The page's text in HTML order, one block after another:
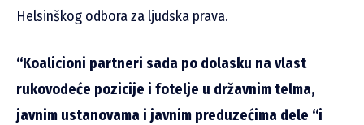
Helsinškog odbora za ljudska prava.
“Koalicioni partneri sada po dolasku na vlast
rukovodeće pozicije i fotelje u državnim telma,
javnim ustanovama i javnim preduzećima dele “i